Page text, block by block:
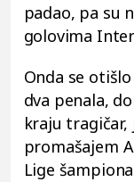
padao, pa su
golovima
Onda se
dva penala,
kraju tragičar,
promašajem
Lige